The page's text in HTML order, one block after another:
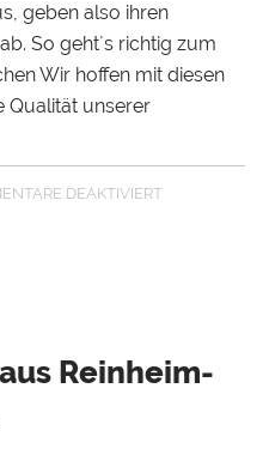
geben also ihren
So geht´s richtig zum
Wir hoffen mit diesen
Qualität unserer
DEAKTIVIERT
Reinheim-